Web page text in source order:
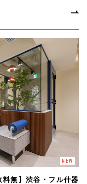
NEW
料無】渋谷・フル什器